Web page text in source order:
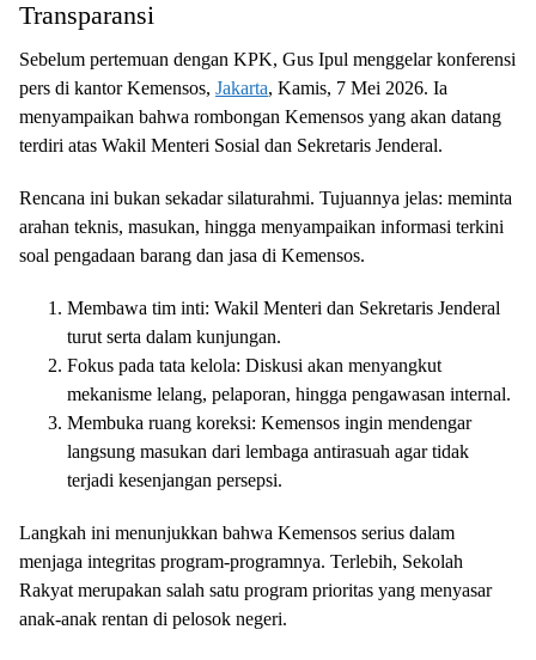
Transparansi
Sebelum pertemuan dengan KPK, Gus Ipul menggelar konferensi
pers di kantor Kemensos, Jakarta, Kamis, 7 Mei 2026. Ia
menyampaikan bahwa rombongan Kemensos yang akan datang
terdiri atas Wakil Menteri Sosial dan Sekretaris Jenderal.
Rencana ini bukan sekadar silaturahmi. Tujuannya jelas: meminta
arahan teknis, masukan, hingga menyampaikan informasi terkini
soal pengadaan barang dan jasa di Kemensos.
Membawa tim inti: Wakil Menteri dan Sekretaris Jenderal
turut serta dalam kunjungan.
Fokus pada tata kelola: Diskusi akan menyangkut
mekanisme lelang, pelaporan, hingga pengawasan internal.
Membuka ruang koreksi: Kemensos ingin mendengar
langsung masukan dari lembaga antirasuah agar tidak
terjadi kesenjangan persepsi.
Langkah ini menunjukkan bahwa Kemensos serius dalam
menjaga integritas program-programnya. Terlebih, Sekolah
Rakyat merupakan salah satu program prioritas yang menyasar
anak-anak rentan di pelosok negeri.